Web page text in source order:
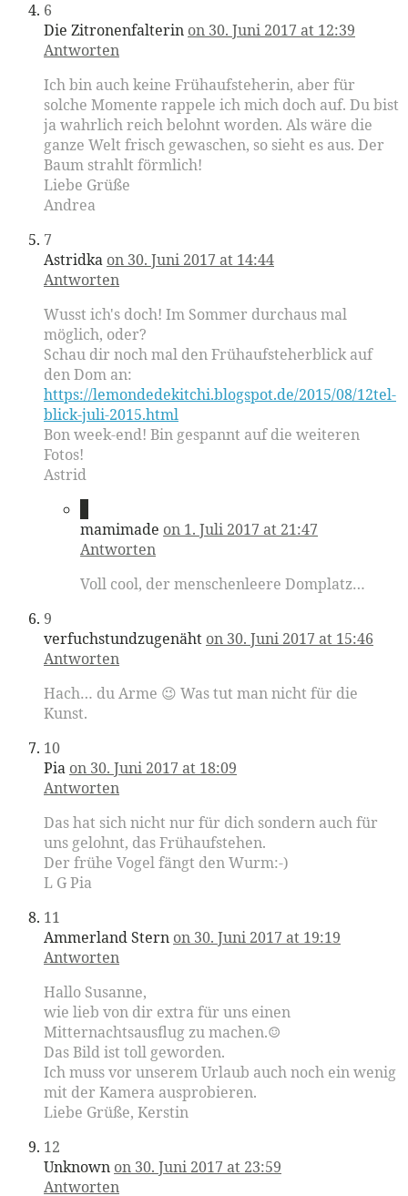
6
Die Zitronenfalterin on 30. Juni 2017 at 12:39
Antworten
Ich bin auch keine Frühaufsteherin, aber für
solche Momente rappele ich mich doch auf. Du bist
ja wahrlich reich belohnt worden. Als wäre die
ganze Welt frisch gewaschen, so sieht es aus. Der
Baum strahlt förmlich!
Liebe Grüße
Andrea
7
Astridka on 30. Juni 2017 at 14:44
Antworten
Wusst ich's doch! Im Sommer durchaus mal
möglich, oder?
Schau dir noch mal den Frühaufsteherblick auf
den Dom an:
https://lemondedekitchi.blogspot.de/2015/08/12tel-
blick-juli-2015.html
Bon week-end! Bin gespannt auf die weiteren
Fotos!
Astrid
mamimade on 1. Juli 2017 at 21:47
Antworten
Voll cool, der menschenleere Domplatz…
9
verfuchstundzugenäht on 30. Juni 2017 at 15:46
Antworten
Hach… du Arme 😉 Was tut man nicht für die
Kunst.
10
Pia on 30. Juni 2017 at 18:09
Antworten
Das hat sich nicht nur für dich sondern auch für
uns gelohnt, das Frühaufstehen.
Der frühe Vogel fängt den Wurm:-)
L G Pia
11
Ammerland Stern on 30. Juni 2017 at 19:19
Antworten
Hallo Susanne,
wie lieb von dir extra für uns einen
Mitternachtsausflug zu machen.☺
Das Bild ist toll geworden.
Ich muss vor unserem Urlaub auch noch ein wenig
mit der Kamera ausprobieren.
Liebe Grüße, Kerstin
12
Unknown on 30. Juni 2017 at 23:59
Antworten